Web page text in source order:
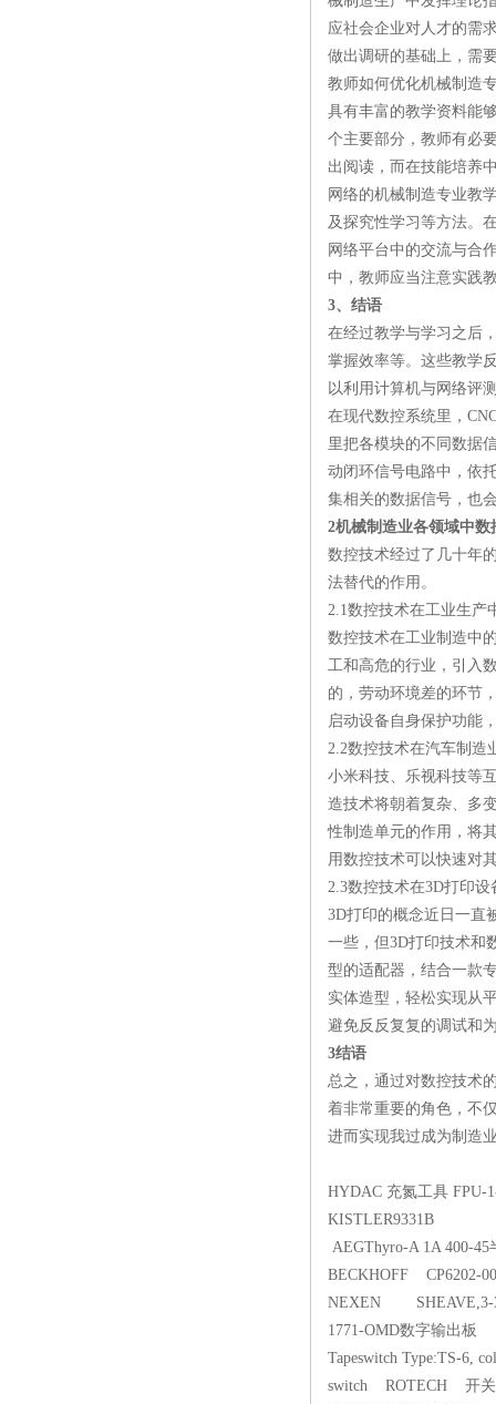
应社会企业对人才的需
做出调研的基础上，需
教师如何优化机械制造
具有丰富的教学资料能
个主要部分，教师有必
出阅读，而在技能培养
网络的机械制造专业教
及探究性学习等方法。
网络平台中的交流与合
中，教师应当注意实践
3、结语
在经过教学与学习之后
掌握效率等。这些教学
以利用计算机与网络评
在现代数控系统里，
里把各模块的不同数据
动闭环信号电路中，依
集相关的数据信号，也
2机械制造业各领域中
数控技术经过了几十年
法替代的作用。
2.1数控技术在工业生产
数控技术在工业制造中
工和高危的行业，引入
的，劳动环境差的环节
启动设备自身保护功能
2.2数控技术在汽车制造
小米科技、乐视科技等
造技术将朝着复杂、多
性制造单元的作用，将
用数控技术可以快速对
2.3数控技术在3D打印设
3D打印的概念近日一直
一些，但3D打印技术和
型的适配器，结合一款
实体造型，轻松实现从
避免反反复复的调试和
3结语
总之，通过对数控技术
着非常重要的角色，不
进而实现我过成为制造
HYDAC 充氮工具 FPU-
KISTLER9331B
AEGThyro-A 1A 400-
BECKHOFF CP6202-
NEXEN SHEAVE,3-
1771-OMD数字输出板
Tapeswitch Type:TS-6,
switch ROTECH 开关